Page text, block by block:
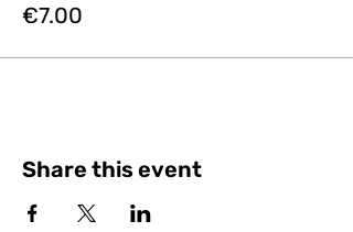
€7.00
Share this event